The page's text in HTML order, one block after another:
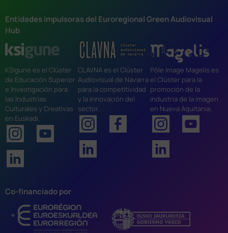
Entidades impulsoras del Euroregional Green Audiovisual
Hub
KSIgune es el Clúster
de Educación Superior
e Investigación para
las Industrias
Culturales y Creativas
en Euskadi.
CLAVNA es el Clúster
Audiovisual de Navarra
para la competitividad
y la innovación del
sector.
Pôle Image Magelis es
el Clúster para la
promoción de la
industria de la imagen
en Nueva Aquitania.
Co-financiado por